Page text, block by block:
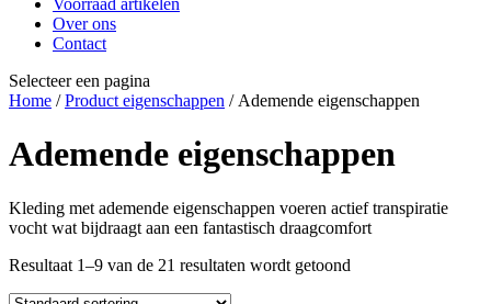
Voorraad artikelen
Over ons
Contact
Selecteer een pagina
Home /Product eigenschappen / Ademende eigenschappen
Ademende eigenschappen
Kleding met ademende eigenschappen voeren actief transpiratie
vocht wat bijdraagt aan een fantastisch draagcomfort
Resultaat 1–9 van de 21 resultaten wordt getoond